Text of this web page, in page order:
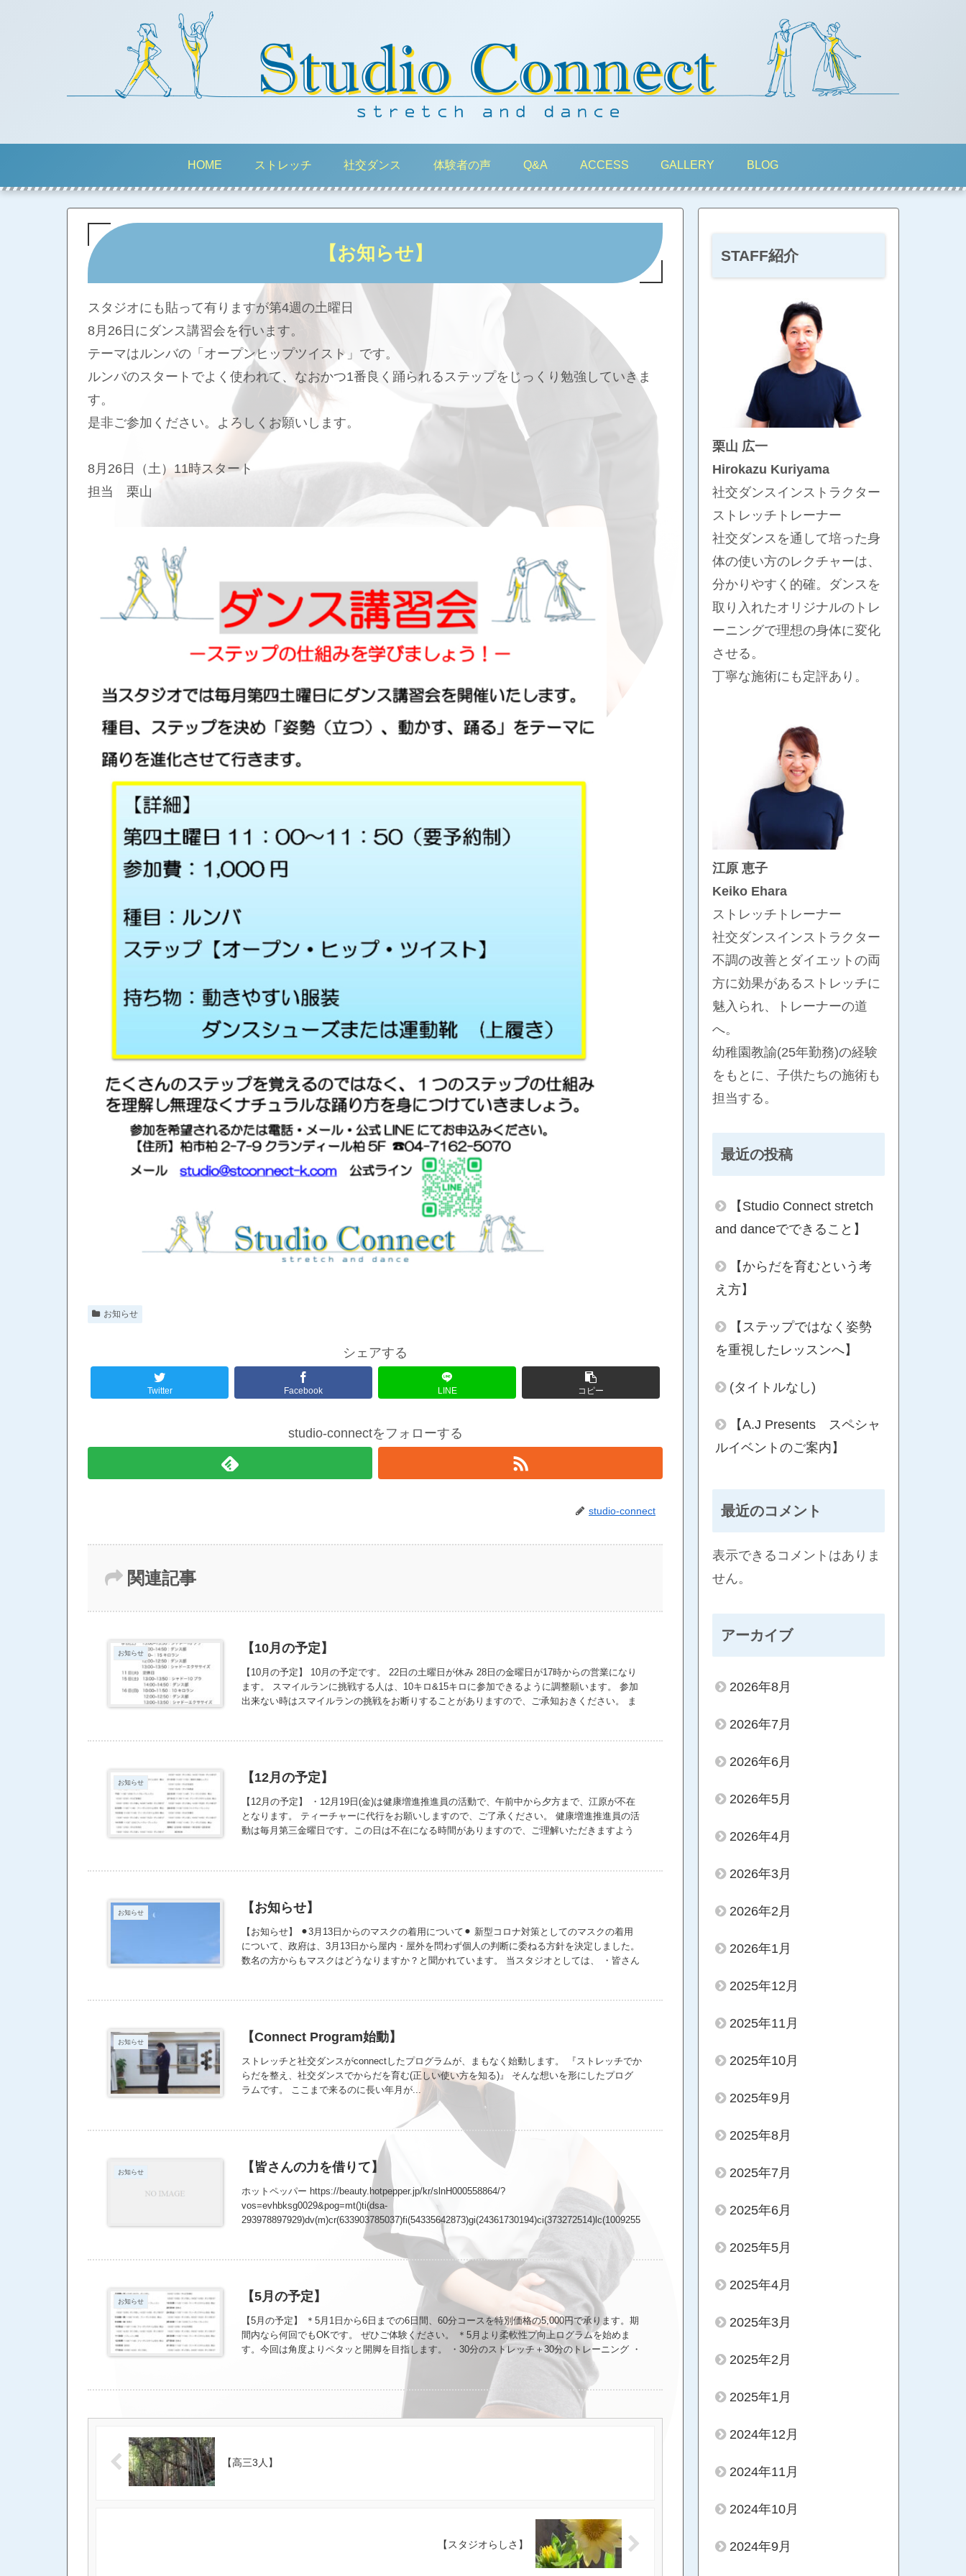
HOME ストレッチ 社交ダンス 体験者の声 Q&A ACCESS GALLERY BLOG
【お知らせ】
スタジオにも貼って有りますが第4週の土曜日
8月26日にダンス講習会を行います。
テーマはルンバの「オープンヒップツイスト」です。
ルンバのスタートでよく使われて、なおかつ1番良く踊られるステップをじっくり勉強していきま
す。
是非ご参加ください。よろしくお願いします。
8月26日（土）11時スタート
担当 栗山
お知らせ
シェアする
Twitter Facebook LINE コピー
studio-connectをフォローする
studio-connect
関連記事
お知らせ 【10月の予定】
【10月の予定】 10月の予定です。 22日の土曜日が休み 28日の金曜日が17時からの営業になり
ます。 スマイルランに挑戦する人は、10キロ&15キロに参加できるように調整願います。 参加
出来ない時はスマイルランの挑戦をお断りすることがありますので、ご承知おきください。 ま
お知らせ 【12月の予定】
【12月の予定】 ・12月19日(金)は健康増進推進員の活動で、午前中から夕方まで、江原が不在
となります。 ティーチャーに代行をお願いしますので、ご了承ください。 健康増進推進員の活
動は毎月第三金曜日です。この日は不在になる時間がありますので、ご理解いただきますよう
igsh=cG5hNGpybmM3NGx6&utm_source=qrや ブログhttps://ameblo.jp/keicoyori/で日々の様子
い。
お知らせ 【お知らせ】
【お知らせ】 ⚫︎3月13日からのマスクの着用について⚫︎ 新型コロナ対策としてのマスクの着用
について、政府は、3月13日から屋内・屋外を問わず個人の判断に委ねる方針を決定しました。
数名の方からもマスクはどうなりますか？と聞かれています。 当スタジオとしては、 ・皆さん
レッスンについて⚫︎ 26日の楽ラン基礎レッスンは、中止といたします。 参加しようと思ってい
レッチの前後10分程度まででお願いしています。 大勢でのレッスンでは、更衣室の数が少な
く、ご迷惑をおかけしますが、ご協力いただきますようお願いします。
お知らせ 【Connect Program始動】
ストレッチと社交ダンスがconnectしたプログラムが、まもなく始動します。 『ストレッチでか
らだを整え、社交ダンスでからだを育む(正しい使い方を知る)』 そんな想いを形にしたプログ
ラムです。 ここまで来るのに長い年月が...
お知らせ 【皆さんの力を借りて】
ホットペッパー https://beauty.hotpepper.jp/kr/slnH000558864/?
vos=evhbksg0029&pog=mt()ti(dsa-
293978897929)dv(m)cr(633903785037)fi(54335642873)gi(24361730194)ci(373272514)lc(1009255
)ps()nw(g)&gclid=CjwKCAiA7IGcBhA8EiwAFfUDsVWdRuC6xIyHzznm5ipHuxXxT7w9Fepfpoz5D
yZFSVMFgZcOeOCtmRoCyVEQAvD_BwE&gclsrc=aw.ds
お知らせ 【5月の予定】
【5月の予定】 ＊5月1日から6日までの6日間、60分コースを特別価格の5,000円で承ります。期
間内なら何回でもOKです。 ぜひご体験ください。 ＊5月より柔軟性プ向上ログラムを始めま
す。今回は角度よりペタッと開脚を目指します。 ・30分のストレッチ＋30分のトレーニング ・
全10回 ・開始日より70日限定 ・料金：60,000円(税込) ・担当・ストレッチ：栗山 トレーニン
グ：江原 参加者を大募集します。股関節の柔らかさは、日常生活を変えますよ。ランニングに
課題のある人も是非！ ＊ストレッチの時間を準備と片付けの時間を含めた30分又は60分にさせ
ていただきます。 施術を30分又は60分行うと、ご予約が続く場合、遅れる原因になっています
ので、ご理解ください。 ＊「夏までに体を引き締める！腸活×発酵食品で代謝アップ」オンラ
【高三3人】
【スタジオらしさ】
STAFF紹介
栗山 広一
Hirokazu Kuriyama
社交ダンスインストラクター
ストレッチトレーナー
社交ダンスを通して培った身
体の使い方のレクチャーは、
分かりやすく的確。ダンスを
取り入れたオリジナルのトレ
ーニングで理想の身体に変化
させる。
丁寧な施術にも定評あり。
江原 恵子
Keiko Ehara
ストレッチトレーナー
社交ダンスインストラクター
不調の改善とダイエットの両
方に効果があるストレッチに
魅入られ、トレーナーの道
へ。
幼稚園教諭(25年勤務)の経験
をもとに、子供たちの施術も
担当する。
最近の投稿
【Studio Connect stretch
and danceでできること】
【からだを育むという考
え方】
【ステップではなく姿勢
を重視したレッスンへ】
(タイトルなし)
【A.J Presents スペシャ
ルイベントのご案内】
最近のコメント
表示できるコメントはありま
せん。
アーカイブ
2026年8月
2026年7月
2026年6月
2026年5月
2026年4月
2026年3月
2026年2月
2026年1月
2025年12月
2025年11月
2025年10月
2025年9月
2025年8月
2025年7月
2025年6月
2025年5月
2025年4月
2025年3月
2025年2月
2025年1月
2024年12月
2024年11月
2024年10月
2024年9月